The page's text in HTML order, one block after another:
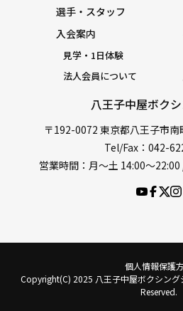
八王子中屋ボク
〒192-0072 東京都八王子市
Tel/Fax：042-
営業時間：月〜土 14:00〜
選手・スタッフ
入会案内
見学・1日体験
法人会員について
個人情報保護
Copyright(C) 2025 八王子中屋ボクシン
Reserved.